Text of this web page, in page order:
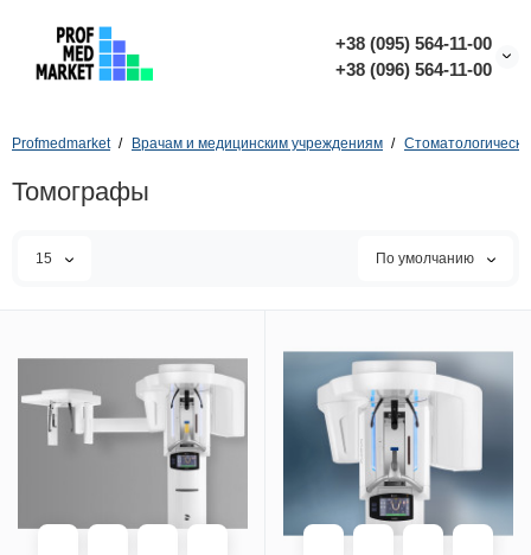
+38 (095) 564-11-00
+38 (096) 564-11-00
Profmedmarket Врачам и медицинским учреждениям
Томографы
15 По умолчанию